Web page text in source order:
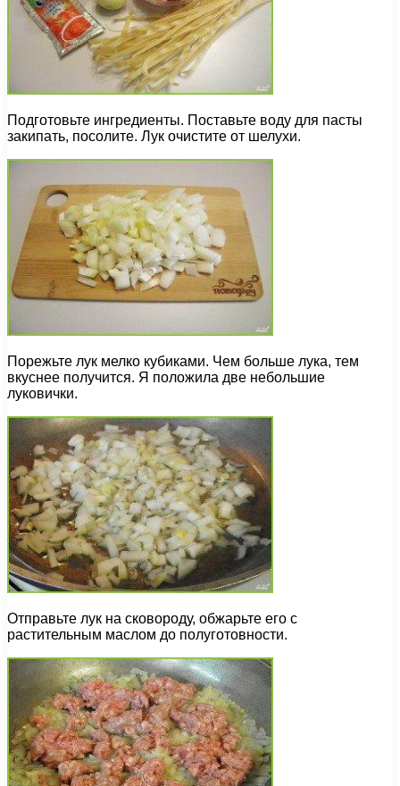
Подготовьте ингредиенты. Поставьте воду для пасты
закипать, посолите. Лук очистите от шелухи.
Порежьте лук мелко кубиками. Чем больше лука, тем
вкуснее получится. Я положила две небольшие
луковички.
Отправьте лук на сковороду, обжарьте его с
растительным маслом до полуготовности.